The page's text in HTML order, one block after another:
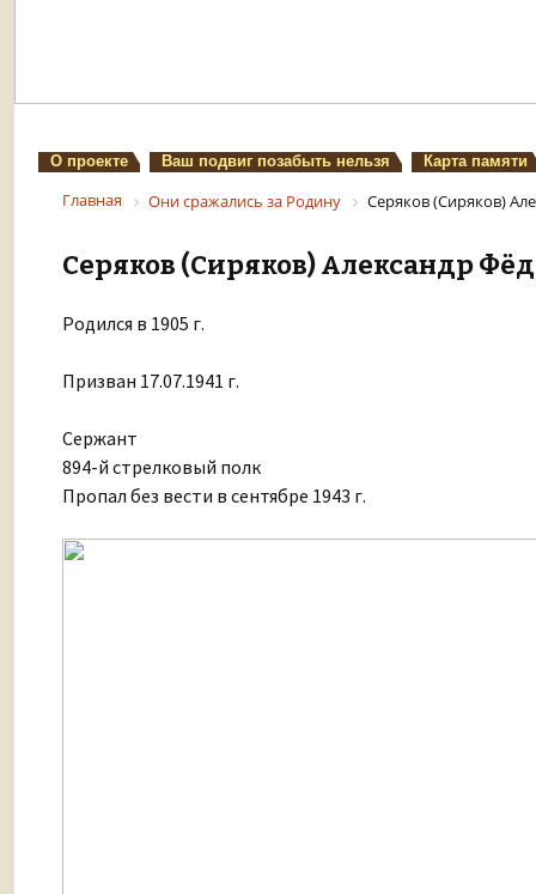
О проекте Ваш подвиг позабыть нельзя Карта памяти
Главная Они сражались за Родину Серяков (Сиряков)
Серяков (Сиряков) Александр
Родился в 1905 г.
Призван 17.07.1941 г.
Сержант
894-й стрелковый полк
Пропал без вести в сентябре 1943 г.